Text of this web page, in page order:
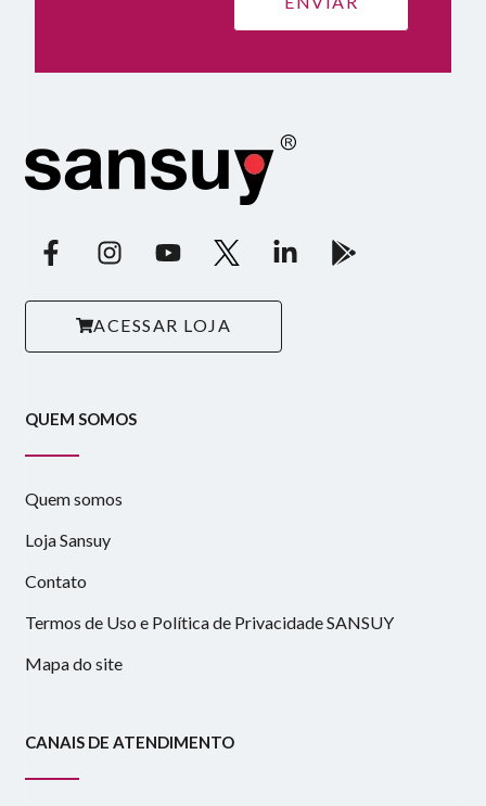
ACESSAR LOJA
QUEM SOMOS
Quem somos
Loja Sansuy
Contato
Termos de Uso e Política de Privacidade SANSUY
Mapa do site
CANAIS DE ATENDIMENTO